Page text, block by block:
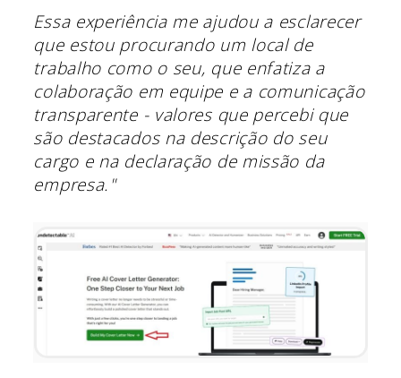
Essa experiência me ajudou a esclarecer
que estou procurando um local de
trabalho como o seu, que enfatiza a
colaboração em equipe e a comunicação
transparente - valores que percebi que
são destacados na descrição do seu
cargo e na declaração de missão da
empresa."